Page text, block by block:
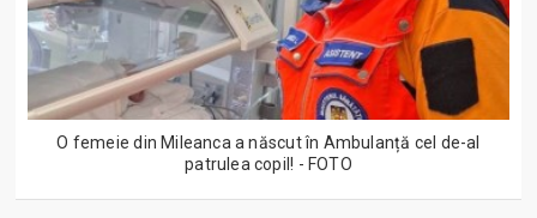
O femeie din Mileanca a născut în Ambulanță cel de-al
patrulea copil! - FOTO